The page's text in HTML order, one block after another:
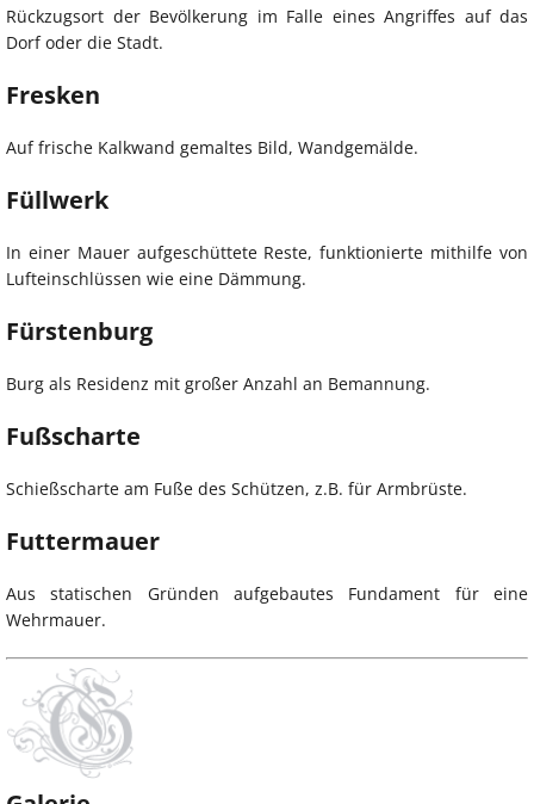
Rückzugsort der Bevölkerung im Falle eines Angriffes auf das
Dorf oder die Stadt.
Fresken
Auf frische Kalkwand gemaltes Bild, Wandgemälde.
Füllwerk
In einer Mauer aufgeschüttete Reste, funktionierte mithilfe von
Lufteinschlüssen wie eine Dämmung.
Fürstenburg
Burg als Residenz mit großer Anzahl an Bemannung.
Fußscharte
Schießscharte am Fuße des Schützen, z.B. für Armbrüste.
Futtermauer
Aus statischen Gründen aufgebautes Fundament für eine
Wehrmauer.